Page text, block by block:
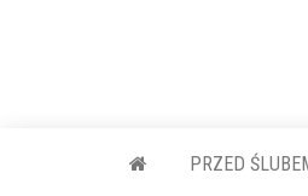
PRZED